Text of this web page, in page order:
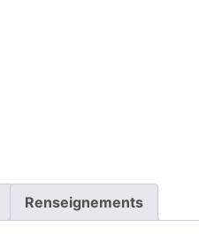
Renseignements